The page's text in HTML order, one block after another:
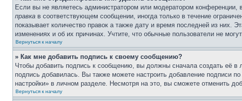
Если вы не являетесь администратором или модератором
правка в соответствующем сообщении, иногда только в течение
показывает количество правок а также дату и время последней из них.
изменениях и об их причинах. Учтите, что обычные пользователи не
Вернуться к началу
» Как мне добавить подпись к своему сообщению?
Чтобы добавить подпись к сообщению, вы должны сначала создать её
подпись добавилась. Вы также можете настроить добавление подписи
настройки» в личном разделе. Несмотря на это, вы сможете отменить
Вернуться к началу